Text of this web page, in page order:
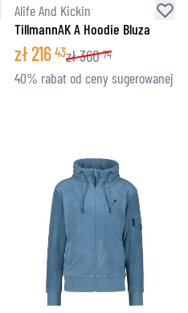
Alife And Kickin
TillmannAK A Hoodie Bluza
zł216 43zł360 74
40% rabat od ceny sugerowanej